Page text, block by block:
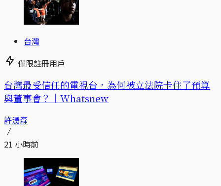
台灣
僅限註冊用戶
台灣最受信任的電視台，為何被立法院卡住了預算
與董事會？｜Whatsnew
許湧森
21 小時前